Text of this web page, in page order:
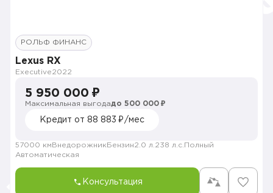
РОЛЬФ ФИНАНС
Lexus RX
Executive2022
5 950 000 ₽
Максимальная выгодадо 500 000 ₽
Кредит от 88 883 ₽/мес
57000 км Внедорожник Бензин2.0 л. 238 л.с. Полный
Автоматическая
Консультация